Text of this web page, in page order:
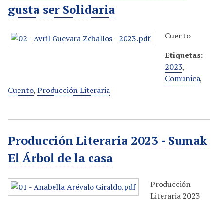
gusta ser Solidaria
Cuento
Etiquetas:
2023,
Comunica,
Cuento, Producción Literaria
Producción Literaria 2023 - Sumak
El Árbol de la casa
Producción
Literaria 2023